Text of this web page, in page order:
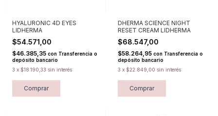
HYALURONIC 4D EYES
LIDHERMA
$54.571,00
$46.385,35 con Transferencia o
depósito bancario
3 x $18.190,33 sin interés
Comprar
DHERMA SCIENCE NIGHT
RESET CREAM LIDHERMA
$68.547,00
$58.264,95 con Transferencia o
depósito bancario
3 x $22.849,00 sin interés
Comprar